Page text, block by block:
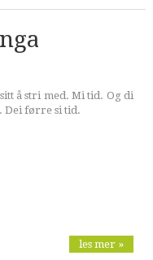
å stri med. Mi tid. Og di
Dei førre si tid.
les mer »